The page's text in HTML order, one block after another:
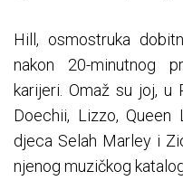
Hill, osmostruka
nakon 20-minutnog
karijeri. Omaž su joj, u
Doechii, Lizzo, Queen
djeca Selah Marley i
njenog muzičkog